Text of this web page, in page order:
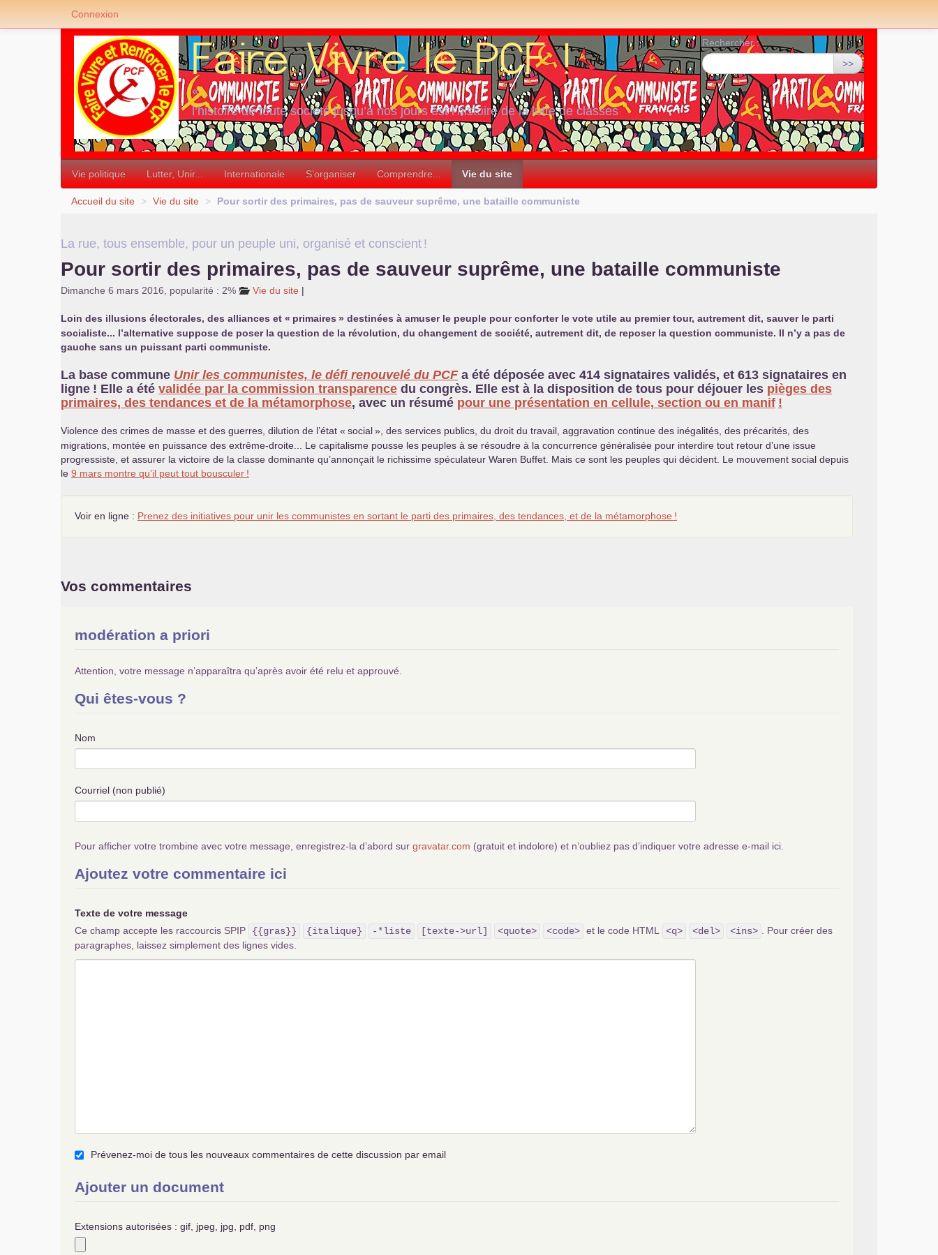
«
l’histoire de toute société jusqu’à nos jours est l’histoire de la lutte de classes
»
Rechercher :
>>
Vie politique Lutter, Unir... Internationale S’organiser Comprendre... Vie du site
Accueil du site > Vie du site > Pour sortir des primaires, pas de sauveur suprême, une bataille communiste
La rue, tous ensemble, pour un peuple uni, organisé et conscient !
Pour sortir des primaires, pas de sauveur suprême, une bataille communiste
Dimanche 6 mars 2016 popularité : 2% Vie du site |
Loin des illusions électorales, des alliances et « primaires » destinées à amuser le peuple pour conforter le vote utile au premier tour, autrement dit, sauver le parti
socialiste... l’alternative suppose de poser la question de la révolution, du changement de société, autrement dit, de reposer la question communiste. Il n’y a pas de
gauche sans un puissant parti communiste.
La base commune Unir les communistes, le défi renouvelé du PCFa été déposée avec 414 signataires validés, et 613 signataires en
ligne ! Elle a été validée par la commission transparence du congrès. Elle est à la disposition de tous pour déjouer les pièges des
primaires, des tendances et de la métamorphose, avec un résumé pour une présentation en cellule, section ou en manif !
Violence des crimes de masse et des guerres, dilution de l’état « social», des services publics, du droit du travail, aggravation continue des inégalités, des précarités, des
migrations, montée en puissance des extrême-droite... Le capitalisme pousse les peuples à se résoudre à la concurrence généralisée pour interdire tout retour d’une issue
progressiste, et assurer la victoire de la classe dominante qu’annonçait le richissime spéculateur Waren Buffet. Mais ce sont les peuples qui décident. Le mouvement social depuis
le 9 mars montre qu’il peut tout bousculer !
Voir en ligne : Prenez des initiatives pour unir les communistes en sortant le parti des primaires, des tendances, et de la métamorphose !
Vos commentaires
modération a priori
Attention, votre message n’apparaîtra qu’après avoir été relu et approuvé.
Qui êtes-vous ?
Nom
Courriel (non publié)
Pour afficher votre trombine avec votre message, enregistrez-la d’abord sur gravatar.com (gratuit et indolore) et n’oubliez pas d’indiquer votre adresse e-mail ici.
Ajoutez votre commentaire ici
Texte de votre message
Ce champ accepte les raccourcis SPIP
{{gras}} {italique} -*liste [texte->url] <quote> <code> et le code HTML <q> <del> <ins>
. Pour créer des
paragraphes, laissez simplement des lignes vides.
Prévenez-moi de tous les nouveaux commentaires de cette discussion par email
Ajouter un document
Extensions autorisées : gif, jpeg, jpg, pdf, png
Connexion